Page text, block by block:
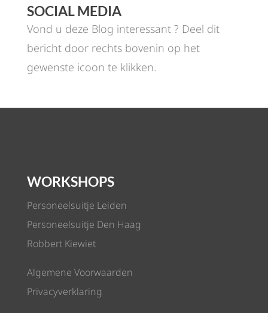
SOCIAL MEDIA
Vond u deze Blog interessant ? Deel dit
bericht door rechts bovenin op het
gewenste icoon te klikken.
WORKSHOPS
Personeelsuitje Leiden
Personeelsuitje Den Haag
Robbert Kiewiet
Algemene Voorwaarden
Privacyverklaring